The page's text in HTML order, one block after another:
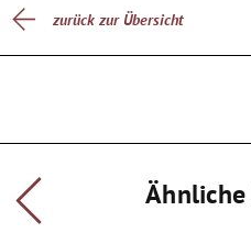
zurück zur Übersicht